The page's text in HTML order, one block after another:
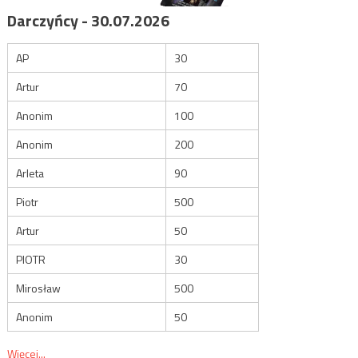
Darczyńcy - 30.07.2026
AP
30
Artur
70
Anonim
100
Anonim
200
Arleta
90
Piotr
500
Artur
50
PIOTR
30
Mirosław
500
Anonim
50
Więcej...